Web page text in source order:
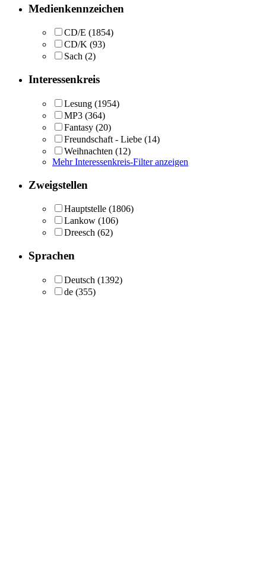
Medienkennzeichen
CD/E (1854)
CD/K (93)
Sach (2)
Interessenkreis
Lesung (1954)
MP3 (364)
Fantasy (20)
Freundschaft - Liebe (14)
Weihnachten (12)
Mehr Interessenkreis-Filter anzeigen
Zweigstellen
Hauptstelle (1806)
Lankow (106)
Dreesch (62)
Sprachen
Deutsch (1392)
de (355)